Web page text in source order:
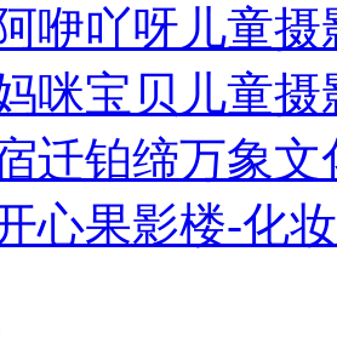
咿吖呀儿童摄
咪宝贝儿童摄
迁铂缔万象
心果影楼-化